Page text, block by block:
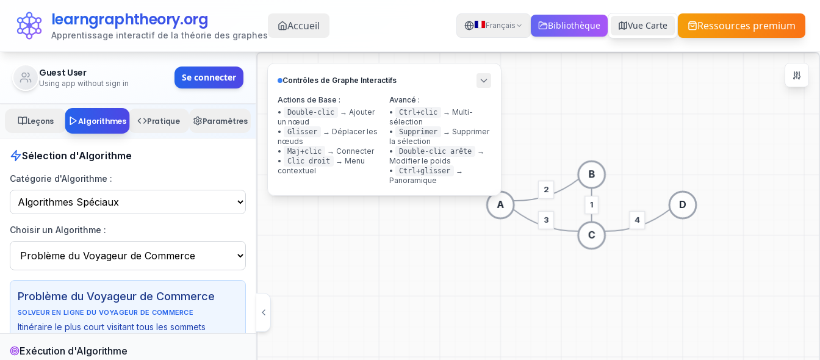
learngraphtheory.org
Apprentissage interactif de la théorie des graphes
Accueil Français Bibliothèque Vue Carte Ressources premium
Guest User
Using app without sign in
Se connecter
Leçons Algorithmes Pratique Paramètres
Sélection d'Algorithme
Catégorie d'Algorithme :
Choisir un Algorithme :
Problème du Voyageur de Commerce
SOLVEUR EN LIGNE DU VOYAGEUR DE COMMERCE
Itinéraire le plus court visitant tous les sommets
Temps:O(n²·2ⁿ)
Exécution d'Algorithme
Contrôles de Graphe Interactifs
Actions de Base :
•
Double-clic → Ajouter
un nœud
•
Glisser → Déplacer les
nœuds
•
Maj+clic → Connecter
•
Clic droit → Menu
contextuel
Avancé :
•
Ctrl+clic → Multi-
sélection
•
Supprimer → Supprimer
la sélection
•
Double-clic arête
→
Modifier le poids
•
Ctrl+glisser
→
Panoramique
Centrer